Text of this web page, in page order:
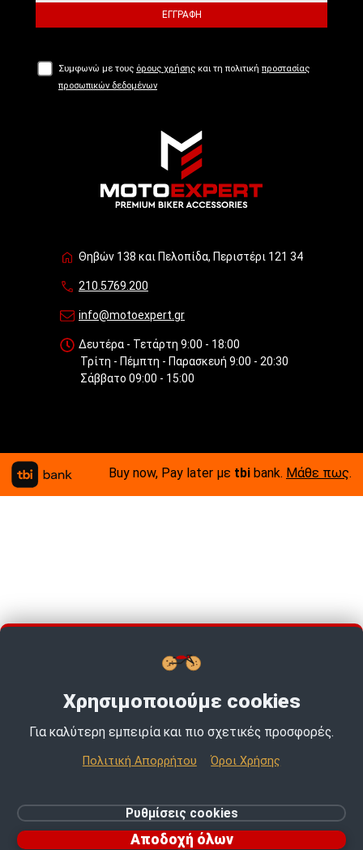
ΕΓΓΡΑΦΉ
Συμφωνώ με τους όρους χρήσης και τη πολιτική προστασίας
προσωπικών δεδομένων
Θηβών 138 και Πελοπίδα, Περιστέρι 121 34
210.5769.200
info@motoexpert.gr
Δευτέρα - Τετάρτη 9:00 - 18:00
Τρίτη - Πέμπτη - Παρασκευή 9:00 - 20:30
Σάββατο 09:00 - 15:00
Buy now, Pay later με tbi bank. Μάθε πως.
© 2026 MotoExpert | All rights reserved.
Ρυθμίσεις cookies
Χρησιμοποιούμε cookies
Για καλύτερη εμπειρία και πιο σχετικές προσφορές.
Πολιτική Απορρήτου Όροι Χρήσης
Ρυθμίσεις cookies
Αποδοχή όλων